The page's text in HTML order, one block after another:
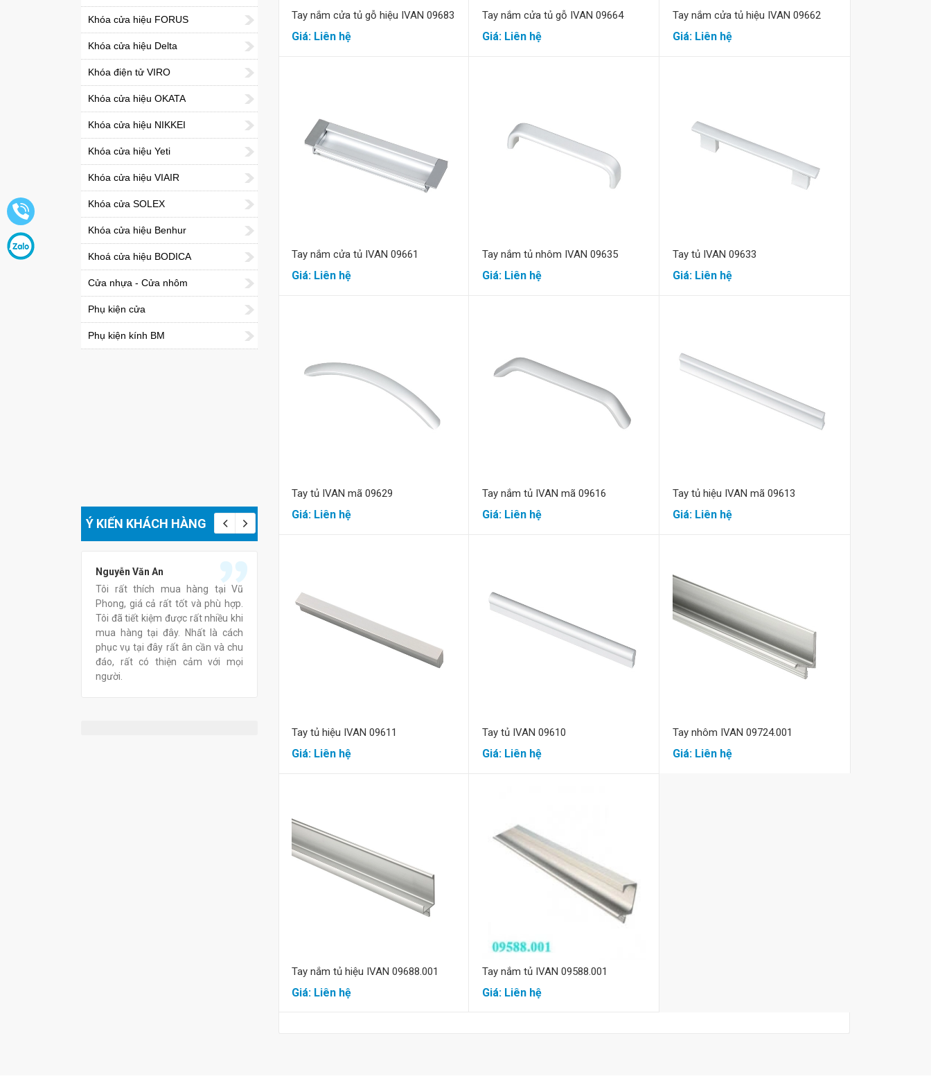
Khóa cửa hiệu FORUS
Khóa cửa hiệu Delta
Khóa điện tử VIRO
Khóa cửa hiệu OKATA
Khóa cửa hiệu NIKKEI
Khóa cửa hiệu Yeti
Khóa cửa hiệu VIAIR
Khóa cửa SOLEX
Khóa cửa hiệu Benhur
Khoá cửa hiệu BODICA
Cửa nhựa - Cửa nhôm
Phụ kiện cửa
Phụ kiện kính BM
Ý KIẾN KHÁCH HÀNG
Nguyễn Văn An
Tôi rất thích mua hàng tại Vũ
Phong, giá cả rất tốt và phù hợp.
Tôi đã tiết kiệm được rất nhiều khi
mua hàng tại đây. Nhất là cách
phục vụ tại đây rất ân cần và chu
đáo, rất có thiện cảm với mọi
người.
Phong, tôi cảm thấy mình được
phục vụ vô cùng chu đáo và tận
tình.Chúc công ty Vũ Phong phát
triển mạnh mẽ hơn nữa, tôi tin
Tôi đã mua sản phẩm tại Vũ
Phong, điều tôi nhận thấy là
phong cách phục vụ thân thiệt, tư
vấn nhiệt tình khi chat của anh chị
quản lý. Giá rất tốt vì Vũ Phong
Nguyễn Văn An
Tôi rất thích mua hàng tại Vũ
Phong, giá cả rất tốt và phù hợp.
Tôi đã tiết kiệm được rất nhiều khi
mua hàng tại đây. Nhất là cách
phục vụ tại đây rất ân cần và chu
đáo, rất có thiện cảm với mọi
tình.Chúc công ty Vũ Phong
triển mạnh mẽ hơn nữa,
chắc điều đó.
Tay nắm cửa tủ gỗ hiệu IVAN 09683
Giá: Liên hệ
Tay nắm cửa tủ gỗ IVAN 09664
Giá: Liên hệ
Tay nắm cửa tủ hiệu IVAN 09662
Giá: Liên hệ
Mua hàng
Tay nắm cửa tủ IVAN 09661
Giá: Liên hệ
Mua hàng
Tay nắm tủ nhôm IVAN 09635
Giá: Liên hệ
Mua hàng
Tay tủ IVAN 09633
Giá: Liên hệ
Mua hàng
Tay tủ IVAN mã 09629
Giá: Liên hệ
Mua hàng
Tay nắm tủ IVAN mã 09616
Giá: Liên hệ
Mua hàng
Tay tủ hiệu IVAN mã 09613
Giá: Liên hệ
Mua hàng
Tay tủ hiệu IVAN 09611
Giá: Liên hệ
Mua hàng
Tay tủ IVAN 09610
Giá: Liên hệ
Mua hàng
Tay nhôm IVAN 09724.001
Giá: Liên hệ
Mua hàng
Tay nắm tủ hiệu IVAN 09688.001
Giá: Liên hệ
Mua hàng
Tay nắm tủ IVAN 09588.001
Giá: Liên hệ